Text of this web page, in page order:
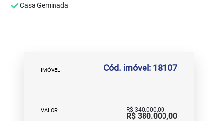
Casa Geminada
IMÓVEL Cód. imóvel: 18107
VALOR R$ 340.000,00
R$ 380.000,00